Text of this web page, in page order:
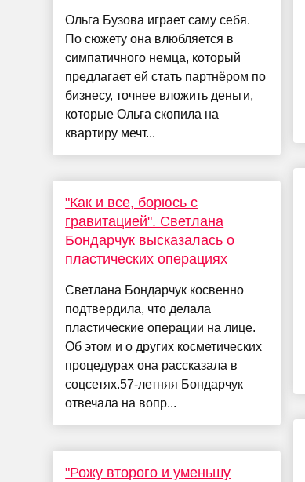
Ольга Бузова играет саму себя.
По сюжету она влюбляется в
симпатичного немца, который
предлагает ей стать партнёром по
бизнесу, точнее вложить деньги,
которые Ольга скопила на
квартиру мечт...
"Как и все, борюсь с
гравитацией". Светлана
Бондарчук высказалась о
пластических операциях
Светлана Бондарчук косвенно
подтвердила, что делала
пластические операции на лице.
Об этом и о других косметических
процедурах она рассказала в
соцсетях.57-летняя Бондарчук
отвечала на вопр...
"Рожу второго и уменьшу